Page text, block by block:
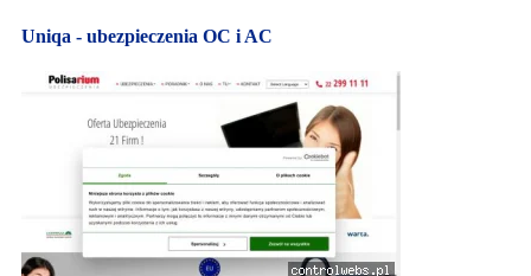
Uniqa - ubezpieczenia OC i AC